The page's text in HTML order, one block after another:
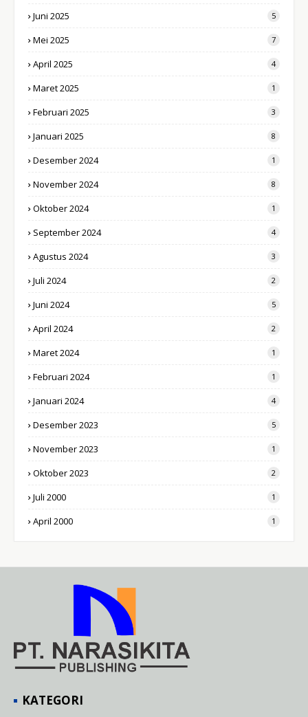
Juni 2025 5
Mei 2025 7
April 2025 4
Maret 2025 1
Februari 2025 3
Januari 2025 8
Desember 2024 1
November 2024 8
Oktober 2024 1
September 2024 4
Agustus 2024 3
Juli 2024 2
Juni 2024 5
April 2024 2
Maret 2024 1
Februari 2024 1
Januari 2024 4
Desember 2023 5
November 2023 1
Oktober 2023 2
Juli 2000 1
April 2000 1
KATEGORI